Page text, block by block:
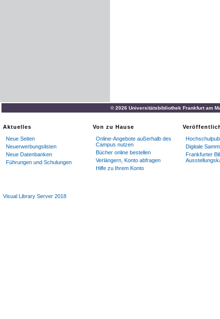
© 2026 Universitätsbibliothek Frankfurt am
Aktuelles
Neue Seiten
Neuerwerbungslisten
Neue Datenbanken
Führungen und Schulungen
Von zu Hause
Online-Angebote außerhalb des
Campus nutzen
Bücher online bestellen
Verlängern, Konto abfragen
Hilfe zu Ihrem Konto
Digitale
Frankfurter
Visual Library Server 2018